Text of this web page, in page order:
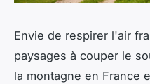
Envie de respirer l'air
paysages à couper le
la montagne en France